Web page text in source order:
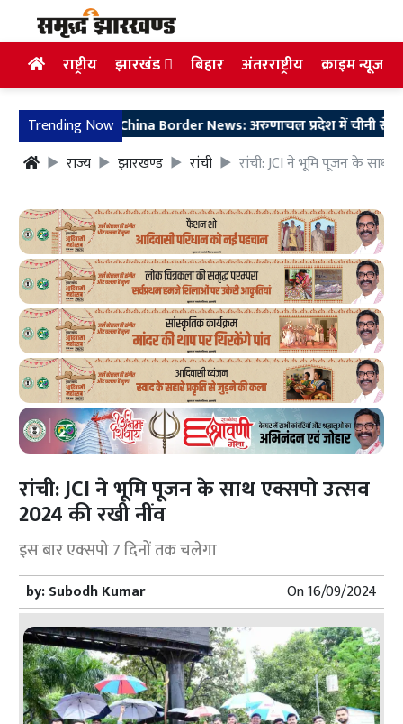
राष्ट्रीय झारखंड बिहार अंतरराष्ट्रीय क्राइम न्यूज
Trending Now
China Border News: अरुणाचल प्रदेश में चीनी सेना की
राज्य
झारखण्ड रांची रांची: JCI ने भूमि पूजन के साथ
रांची: JCI ने भूमि पूजन के साथ एक्सपो उत्सव
2024 की रखी नींव
इस बार एक्सपो 7 दिनों तक चलेगा
by:Subodh Kumar On16/09/2024